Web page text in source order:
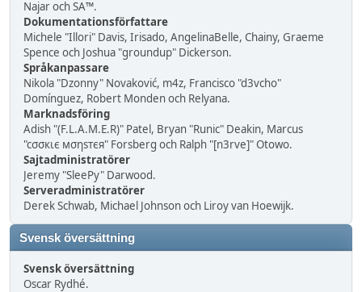
Najar och SA™.
Dokumentationsförfattare
Michele "Illori" Davis, Irisado, AngelinaBelle, Chainy, Graeme
Spence och Joshua "groundup" Dickerson.
Språkanpassare
Nikola "Dzonny" Novaković, m4z, Francisco "d3vcho"
Domínguez, Robert Monden och Relyana.
Marknadsföring
Adish "(F.L.A.M.E.R)" Patel, Bryan "Runic" Deakin, Marcus
"cσσкιє мσηѕтєя" Forsberg och Ralph "[n3rve]" Otowo.
Sajtadministratörer
Jeremy "SleePy" Darwood.
Serveradministratörer
Derek Schwab, Michael Johnson och Liroy van Hoewijk.
Svensk översättning
Svensk översättning
Oscar Rydhé.